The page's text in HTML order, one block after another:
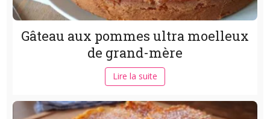
Gâteau aux pommes ultra moelleux
de grand-mère
Lire la suite